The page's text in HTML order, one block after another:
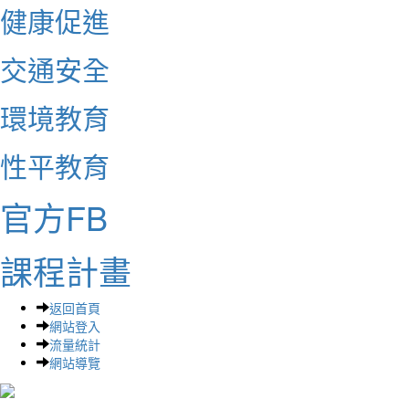
健康促進
交通安全
環境教育
性平教育
官方FB
課程計畫
返回首頁
網站登入
流量統計
網站導覽